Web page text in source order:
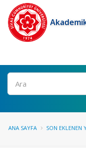
Ara
ANA SAYFA SON EKLENEN